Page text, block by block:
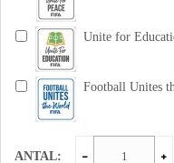
Unite for
Football Unites
ANTAL: